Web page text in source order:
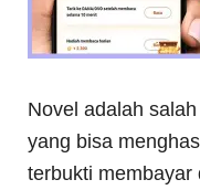
Novel adalah
yang bisa
terbukti membayar